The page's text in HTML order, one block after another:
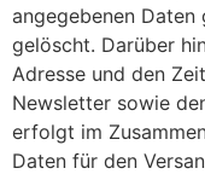
angegebenen
gelöscht. Darüber
Adresse und den
Newsletter sowie
erfolgt im
Daten für den